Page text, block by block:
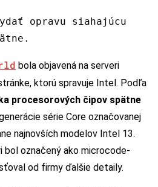
opravu siahajúcu
e .
bola objavená na serveri
ktorú spravuje Intel. Podľa
procesorových čipov spätne
série Core označovanej
najnovších modelov Intel 13.
bol označený ako microcode-
od firmy ďalšie detaily.